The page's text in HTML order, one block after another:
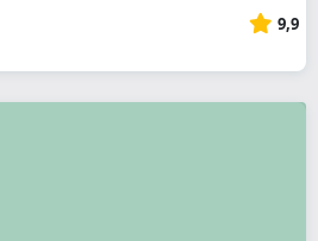
9,9